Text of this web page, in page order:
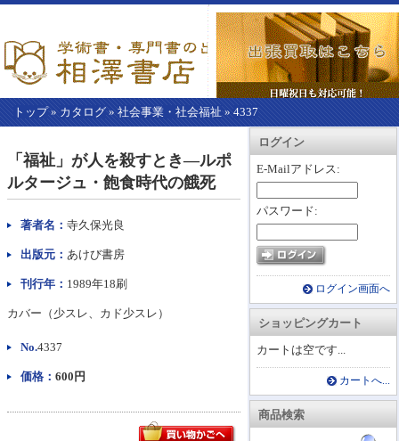
トップ» カタログ » 社会事業・社会福祉 » 4337
カートを見る
ログイン
E-Mailアドレス:
パスワード:
ログイン画面へ
ショッピングカート
カートは空です...
カートへ...
商品検索
ら
本
文】
「福祉」が人を殺すとき―ルポ
ルタージュ・飽食時代の餓死
著者名： 寺久保光良
出版元： あけび書房
刊行年： 1989年18刷
カバー（少スレ、カド少スレ）
No.4337
価格： 600円